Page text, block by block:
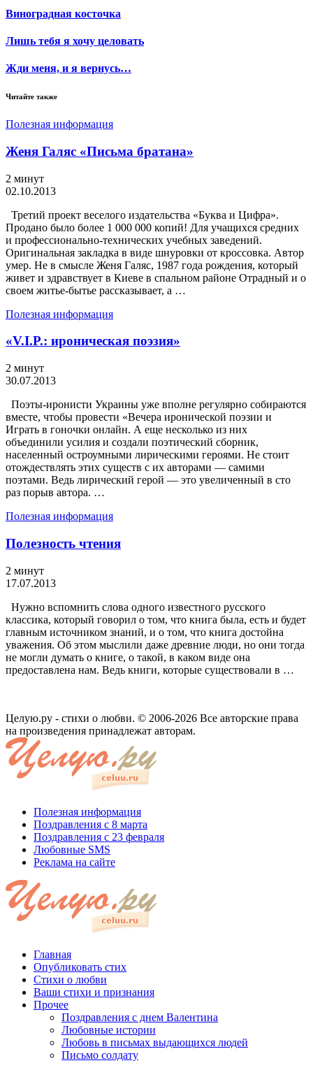
Виноградная косточка
Лишь тебя я хочу целовать
Жди меня, и я вернусь…
Читайте также
Полезная информация
Женя Галяс «Письма братана»
2 минут
02.10.2013
Третий проект веселого издательства «Буква и Цифра».
Продано было более 1 000 000 копий! Для учащихся средних
и профессионально-технических учебных заведений.
Оригинальная закладка в виде шнуровки от кроссовка. Автор
умер. Не в смысле Женя Галяс, 1987 года рождения, который
живет и здравствует в Киеве в спальном районе Отрадный и о
своем житье-бытье рассказывает, а …
Полезная информация
«V.I.P.: ироническая поэзия»
2 минут
30.07.2013
Поэты-иронисти Украины уже вполне регулярно собираются
вместе, чтобы провести «Вечера иронической поэзии и
Играть в гоночки онлайн. А еще несколько из них
объединили усилия и создали поэтический сборник,
населенный остроумными лирическими героями. Не стоит
отождествлять этих существ с их авторами — самими
поэтами. Ведь лирический герой — это увеличенный в сто
раз порыв автора. …
Полезная информация
Полезность чтения
2 минут
17.07.2013
Нужно вспомнить слова одного известного русского
классика, который говорил о том, что книга была, есть и будет
главным источником знаний, и о том, что книга достойна
уважения. Об этом мыслили даже древние люди, но они тогда
не могли думать о книге, о такой, в каком виде она
предоставлена нам. Ведь книги, которые существовали в …
Целую.ру - стихи о любви. © 2006-2026 Все авторские права
на произведения принадлежат авторам.
Полезная информация
Поздравления с 8 марта
Поздравления с 23 февраля
Любовные SMS
Реклама на сайте
Главная
Опубликовать стих
Стихи о любви
Ваши стихи и признания
Прочее
Поздравления с днем Валентина
Любовные истории
Любовь в письмах выдающихся людей
Письмо солдату